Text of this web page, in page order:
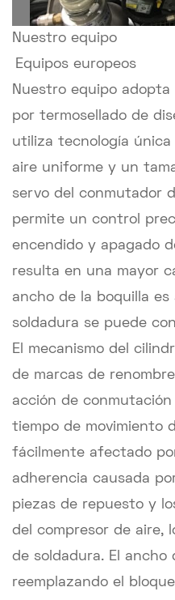
Nuestro equipo
Equipos europeos
Nuestro equipo
por termosellado de
utiliza tecnología
aire uniforme y un
servo del conmutador
permite un control
encendido y apagado
resulta en una mayor
ancho de la boquilla
soldadura se puede
El mecanismo del
de marcas de
acción de conmutación
tiempo de movimiento
fácilmente afectado
adherencia causada
piezas de repuesto y
del compresor de aire,
de soldadura. El ancho
reemplazando el